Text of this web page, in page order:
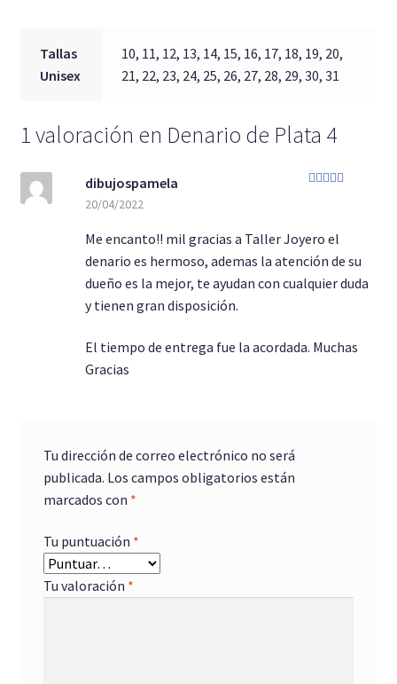
Tallas
Unisex
10, 11, 12, 13, 14, 15, 16, 17, 18, 19, 20,
21, 22, 23, 24, 25, 26, 27, 28, 29, 30, 31
1 valoración en Denario de Plata 4
dibujospamela
20/04/2022
Me encanto!! mil gracias a Taller Joyero el
denario es hermoso, ademas la atención de su
dueño es la mejor, te ayudan con cualquier duda
y tienen gran disposición.
El tiempo de entrega fue la acordada. Muchas
Gracias
Tu dirección de correo electrónico no será
publicada. Los campos obligatorios están
marcados con *
Tu puntuación *
Tu valoración *